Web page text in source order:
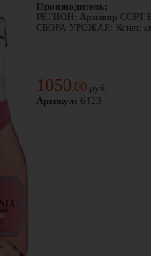
Производитель:
РЕГИОН: Армавир СОРТ
СБОРА УРОЖАЯ: Конец
1050 00 руб.
Артикул: 6423